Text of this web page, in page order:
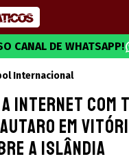
CANAL DE WHATSAPP!
Internacional
internet com
em
a Islândia